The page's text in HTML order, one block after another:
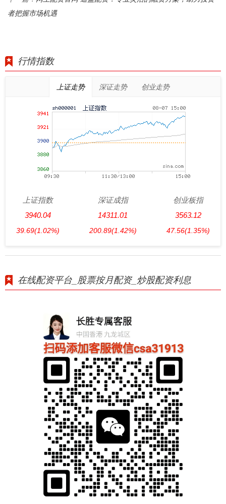
者把握市场机遇
行情指数
上证走势 深证走势 创业走势
上证指数
3940.04
39.69(1.02%)
深证成指
14311.01
200.89(1.42%)
创业板指
3563.12
47.56(1.35%)
在线配资平台_股票按月配资_炒股配资利息